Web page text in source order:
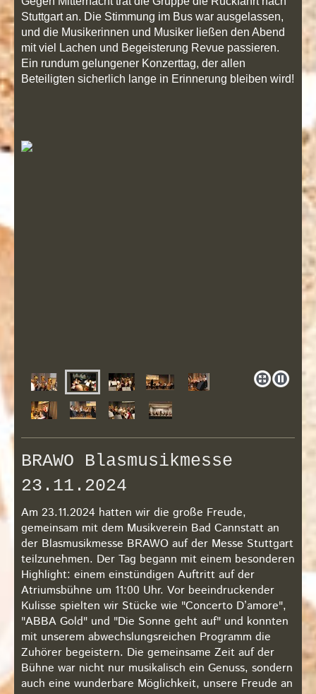
Stuttgart an. Die Stimmung im Bus war ausgelassen,
und die Musikerinnen und Musiker ließen den Abend
mit viel Lachen und Begeisterung Revue passieren.
Ein rundum gelungener Konzerttag, der allen
Beteiligten sicherlich lange in Erinnerung bleiben wird!
BRAWO Blasmusikmesse
23.11.2024
Am 23.11.2024 hatten wir die große Freude,
gemeinsam mit dem Musikverein Bad Cannstatt an
der Blasmusikmesse BRAWO auf der Messe Stuttgart
teilzunehmen. Der Tag begann mit einem besonderen
Highlight: einem einstündigen Auftritt auf der
Atriumsbühne um 11:00 Uhr. Vor beeindruckender
Kulisse spielten wir Stücke wie "Concerto D’amore",
"ABBA Gold" und "Die Sonne geht auf" und konnten
mit unserem abwechslungsreichen Programm die
Zuhörer begeistern. Die gemeinsame Zeit auf der
Bühne war nicht nur musikalisch ein Genuss, sondern
auch eine wunderbare Möglichkeit, unsere Freude an